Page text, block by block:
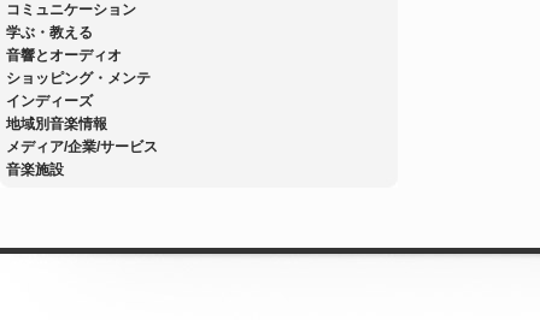
コミュニケーション
学ぶ・教える
音響とオーディオ
ショッピング・メンテ
インディーズ
地域別音楽情報
メディア/企業/サービス
音楽施設